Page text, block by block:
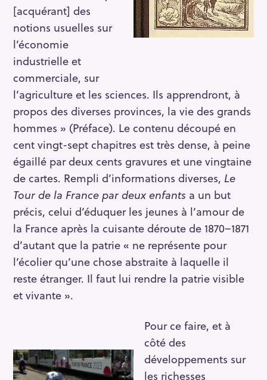
[acquérant] des
notions usuelles sur
l’économie
industrielle et
commerciale, sur
l’agriculture et les sciences. Ils apprendront, à
propos des diverses provinces, la vie des grands
hommes » (Préface). Le contenu découpé en
cent vingt-sept chapitres est très dense, à peine
égaillé par deux cents gravures et une vingtaine
de cartes. Rempli d’informations diverses, Le
Tour de la France par deux enfants a un but
précis, celui d’éduquer les jeunes à l’amour de
la France après la cuisante déroute de 1870–1871
d’autant que la patrie « ne représente pour
l’écolier qu’une chose abstraite à laquelle il
reste étranger. Il faut lui rendre la patrie visible
et vivante ».
Pour ce faire, et à
côté des
développements sur
les richesses